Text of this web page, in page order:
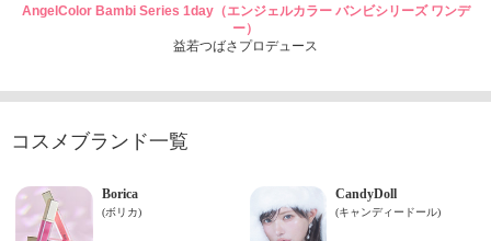
AngelColor Bambi Series 1day（エンジェルカラー バンビシリーズ ワンデ
ー）
益若つばさプロデュース
コスメブランド一覧